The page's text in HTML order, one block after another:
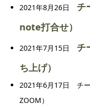
2021年8月26日 チ
note打合せ）
2021年7月15日 チ
ち上げ）
2021年6月17日 チー
ZOOM）